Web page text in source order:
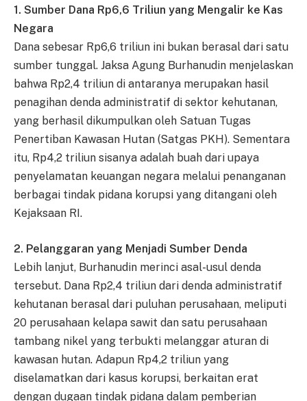
1. Sumber Dana Rp6,6 Triliun yang Mengalir ke Kas
Negara
Dana sebesar Rp6,6 triliun ini bukan berasal dari satu
sumber tunggal. Jaksa Agung Burhanudin menjelaskan
bahwa Rp2,4 triliun di antaranya merupakan hasil
penagihan denda administratif di sektor kehutanan,
yang berhasil dikumpulkan oleh Satuan Tugas
Penertiban Kawasan Hutan (Satgas PKH). Sementara
itu, Rp4,2 triliun sisanya adalah buah dari upaya
penyelamatan keuangan negara melalui penanganan
berbagai tindak pidana korupsi yang ditangani oleh
Kejaksaan RI.
2. Pelanggaran yang Menjadi Sumber Denda
Lebih lanjut, Burhanudin merinci asal-usul denda
tersebut. Dana Rp2,4 triliun dari denda administratif
kehutanan berasal dari puluhan perusahaan, meliputi
20 perusahaan kelapa sawit dan satu perusahaan
tambang nikel yang terbukti melanggar aturan di
kawasan hutan. Adapun Rp4,2 triliun yang
diselamatkan dari kasus korupsi, berkaitan erat
dengan dugaan tindak pidana dalam pemberian